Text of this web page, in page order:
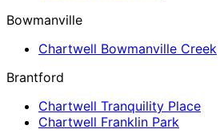
Bowmanville
Chartwell Bowmanville Creek
Brantford
Chartwell Tranquility Place
Chartwell Franklin Park